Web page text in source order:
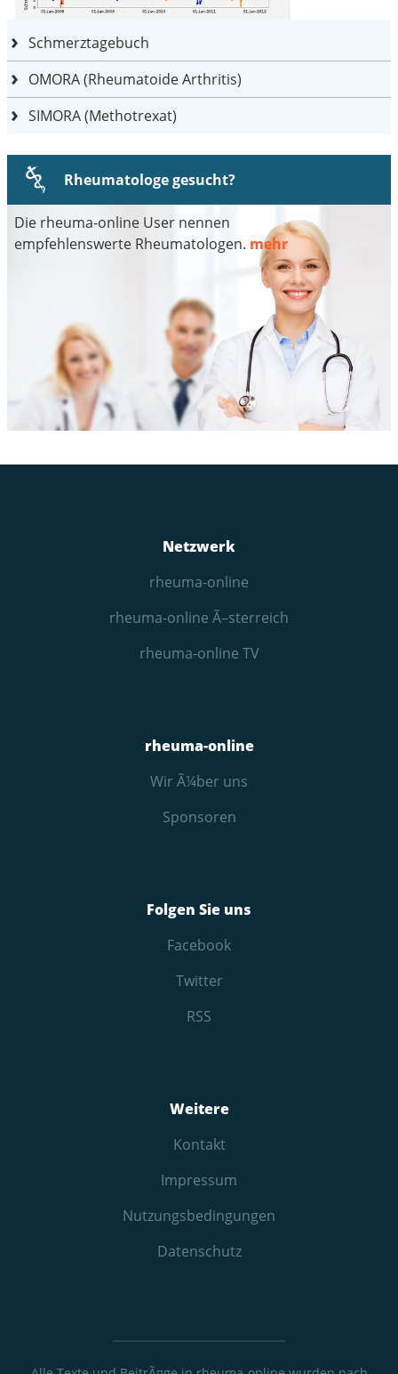
Schmerztagebuch
OMORA (Rheumatoide Arthritis)
SIMORA (Methotrexat)
Rheumatologe gesucht?
Die rheuma-online User nennen
empfehlenswerte Rheumatologen. mehr
Netzwerk
rheuma-online
rheuma-online Ã–sterreich
rheuma-online TV
rheuma-online
Wir Ã¼ber uns
Sponsoren
Folgen Sie uns
Facebook
Twitter
RSS
Weitere
Kontakt
Impressum
Nutzungs­bedingungen
Datenschutz